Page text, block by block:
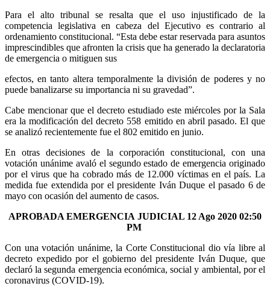
Para el alto tribunal se resalta que el uso injustificado de la
competencia legislativa en cabeza del Ejecutivo es contrario al
ordenamiento constitucional. “Esta debe estar reservada para asuntos
imprescindibles que afronten la crisis que ha generado la declaratoria
de emergencia o mitiguen sus
efectos, en tanto altera temporalmente la división de poderes y no
puede banalizarse su importancia ni su gravedad”.
Cabe mencionar que el decreto estudiado este miércoles por la Sala
era la modificación del decreto 558 emitido en abril pasado. El que
se analizó recientemente fue el 802 emitido en junio.
En otras decisiones de la corporación constitucional, con una
votación unánime avaló el segundo estado de emergencia originado
por el virus que ha cobrado más de 12.000 víctimas en el país. La
medida fue extendida por el presidente Iván Duque el pasado 6 de
mayo con ocasión del aumento de casos.
APROBADA EMERGENCIA JUDICIAL 12 Ago 2020 02:50
PM
Con una votación unánime, la Corte Constitucional dio vía libre al
decreto expedido por el gobierno del presidente Iván Duque, que
declaró la segunda emergencia económica, social y ambiental, por el
coronavirus (COVID-19).